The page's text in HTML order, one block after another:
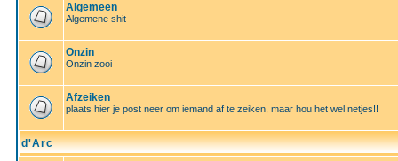
Algemeen
Algemene shit
Onzin
Onzin zooi
Afzeiken
plaats hier je post neer om iemand af te zeiken, maar hou het wel netjes!!
d'Arc